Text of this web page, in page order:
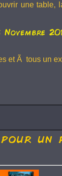
une table,
et Ã tous un
un